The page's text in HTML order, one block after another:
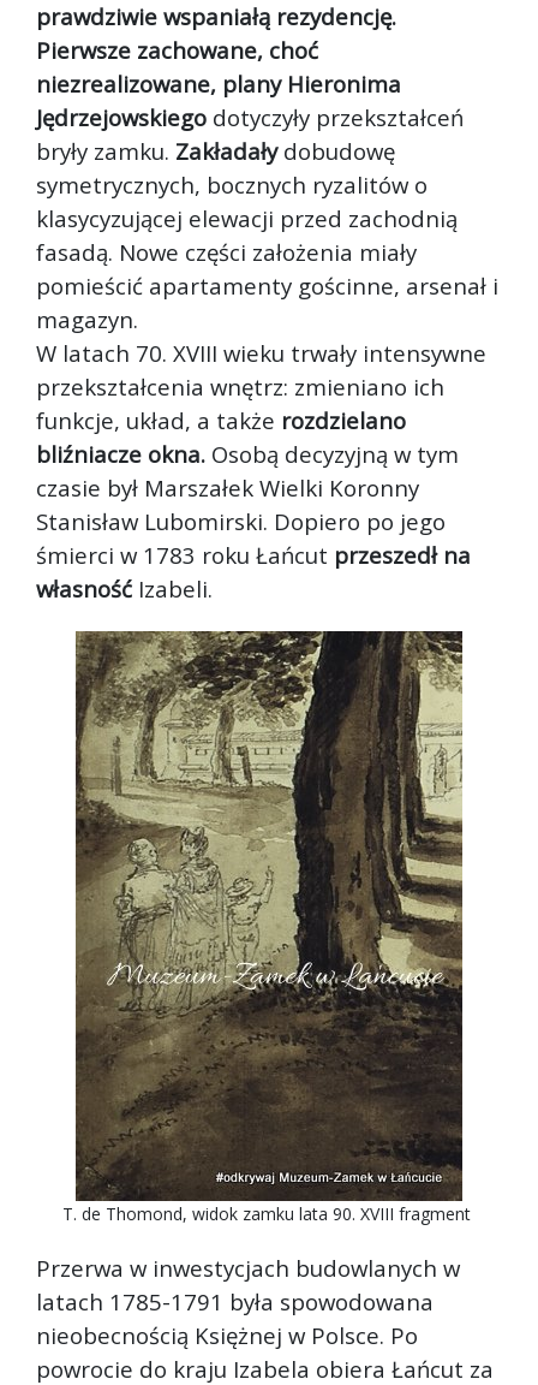
prawdziwie wspaniałą rezydencję.
Pierwsze zachowane, choć
niezrealizowane, plany Hieronima
Jędrzejowskiego dotyczyły przekształceń
bryły zamku. Zakładałydobudowę
symetrycznych, bocznych ryzalitów o
klasycyzującej elewacji przed zachodnią
fasadą. Nowe części założenia miały
pomieścić apartamenty gościnne, arsenał i
magazyn.
W latach 70. XVIII wieku trwały intensywne
przekształcenia wnętrz: zmieniano ich
funkcje, układ, a także rozdzielano
bliźniacze okna. Osobą decyzyjną w tym
czasie był Marszałek Wielki Koronny
Stanisław Lubomirski. Dopiero po jego
śmierci w 1783 roku Łańcut przeszedł na
własność Izabeli.
T. de Thomond, widok zamku lata 90. XVIII fragment
Przerwa w inwestycjach budowlanych w
latach 1785-1791 była spowodowana
nieobecnością Księżnej w Polsce. Po
powrocie do kraju Izabela obiera Łańcut za